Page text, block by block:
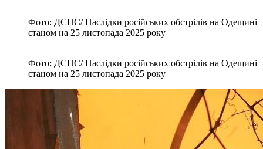
Фото: ДСНС/ Наслідки російських обстрілів на Одещині
станом на 25 листопада 2025 року
Фото: ДСНС/ Наслідки російських обстрілів на Одещині
станом на 25 листопада 2025 року